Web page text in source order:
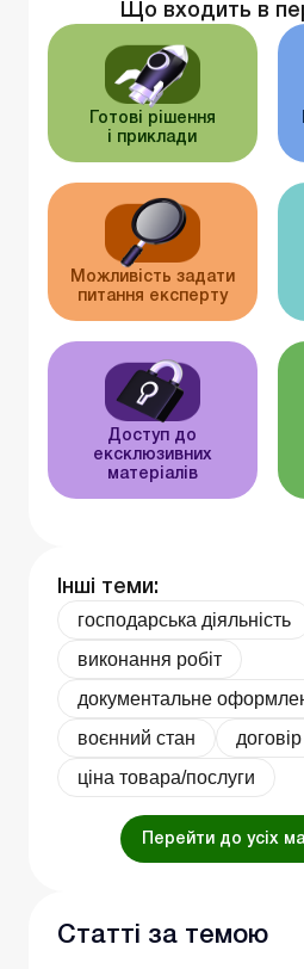
Що входить в
Готові рішення
і приклади
Можливість задати
питання експерту
Доступ до
ексклюзивних
матеріалів
Інші теми:
господарська діяльність
виконання робіт
документальне
воєнний стан
ціна товара/послуги
Перейти до усіх
Статті за темою